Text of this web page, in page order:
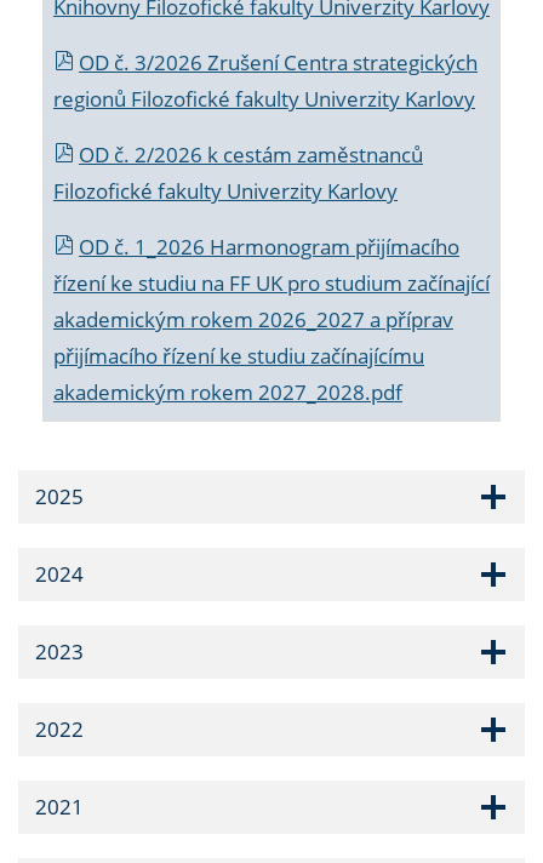
Knihovny Filozofické fakulty Univerzity Karlovy
OD č. 3/2026 Zrušení Centra strategických
regionů Filozofické fakulty Univerzity Karlovy
OD č. 2/2026 k cestám zaměstnanců
Filozofické fakulty Univerzity Karlovy
OD č. 1_2026 Harmonogram přijímacího
řízení ke studiu na FF UK pro studium začínající
akademickým rokem 2026_2027 a příprav
přijímacího řízení ke studiu začínajícímu
akademickým rokem 2027_2028.pdf
2025
2024
2023
2022
2021